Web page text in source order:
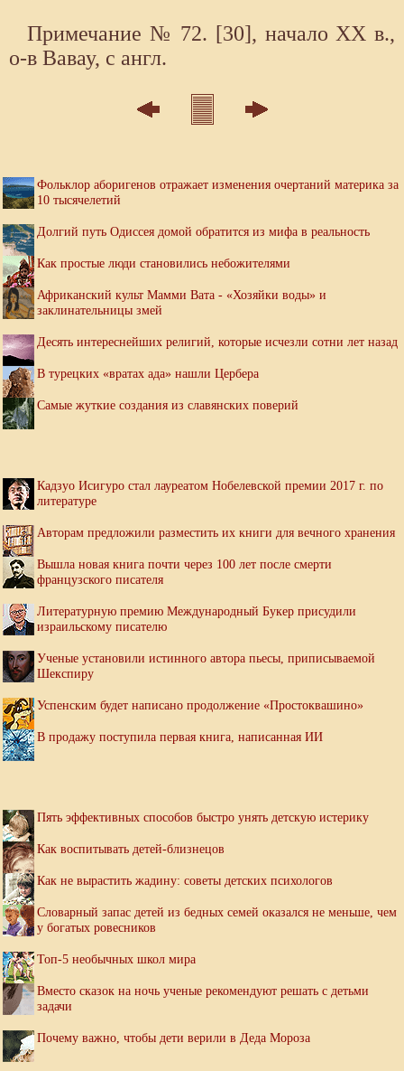
Примечание № 72. [30], начало XX в.,
о-в Вавау, с англ.
Фольклор аборигенов отражает изменения очертаний материка за
10 тысячелетий
Долгий путь Одиссея домой обратится из мифа в реальность
Как простые люди становились небожителями
Африканский культ Мамми Вата - «Хозяйки воды» и
заклинательницы змей
Десять интереснейших религий, которые исчезли сотни лет назад
В турецких «вратах ада» нашли Цербера
Самые жуткие создания из славянских поверий
Кадзуо Исигуро стал лауреатом Нобелевской премии 2017 г. по
литературе
Авторам предложили разместить их книги для вечного хранения
Вышла новая книга почти через 100 лет после смерти
французского писателя
Литературную премию Международный Букер присудили
израильскому писателю
Ученые установили истинного автора пьесы, приписываемой
Шекспиру
Успенским будет написано продолжение «Простоквашино»
В продажу поступила первая книга, написанная ИИ
Пять эффективных способов быстро унять детскую истерику
Как воспитывать детей-близнецов
Как не вырастить жадину: советы детских психологов
Словарный запас детей из бедных семей оказался не меньше, чем
у богатых ровесников
Топ-5 необычных школ мира
Вместо сказок на ночь ученые рекомендуют решать с детьми
задачи
Почему важно, чтобы дети верили в Деда Мороза